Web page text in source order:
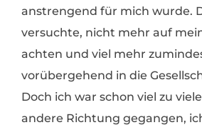
anstrengend für mich wurde.
versuchte, nicht mehr auf
achten und viel mehr
vorübergehend in die
Doch ich war schon viel zu
andere Richtung gegangen,